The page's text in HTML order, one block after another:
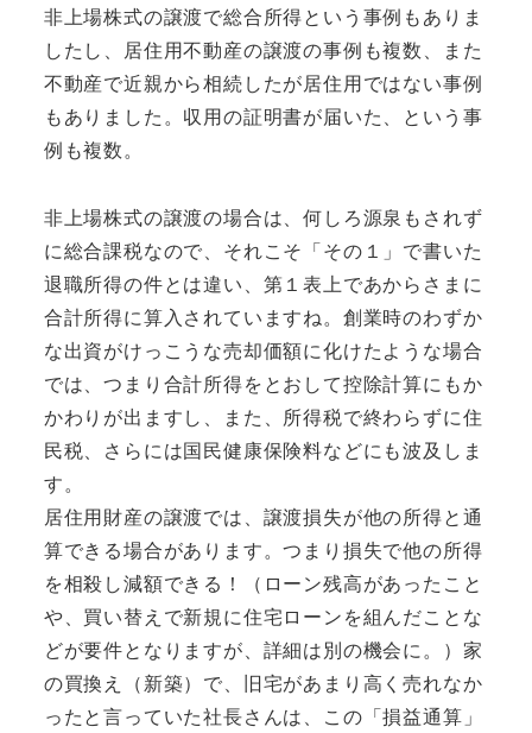
非上場株式の譲渡で総合所得という事例もありま
したし、居住用不動産の譲渡の事例も複数、また
不動産で近親から相続したが居住用ではない事例
もありました。収用の証明書が届いた、という事
例も複数。
非上場株式の譲渡の場合は、何しろ源泉もされず
に総合課税なので、それこそ「その１」で書いた
退職所得の件とは違い、第１表上であからさまに
合計所得に算入されていますね。創業時のわずか
な出資がけっこうな売却価額に化けたような場合
では、つまり合計所得をとおして控除計算にもか
かわりが出ますし、また、所得税で終わらずに住
民税、さらには国民健康保険料などにも波及しま
す。
居住用財産の譲渡では、譲渡損失が他の所得と通
算できる場合があります。つまり損失で他の所得
を相殺し減額できる！（ローン残高があったこと
や、買い替えで新規に住宅ローンを組んだことな
どが要件となりますが、詳細は別の機会に。）家
の買換え（新築）で、旧宅があまり高く売れなか
ったと言っていた社長さんは、この「損益通算」